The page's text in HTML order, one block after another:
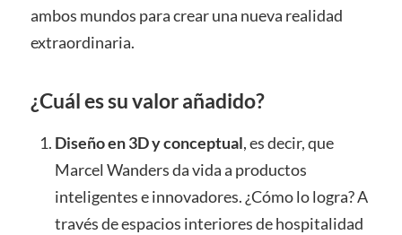
ambos mundos para crear una nueva realidad
extraordinaria.
¿Cuál es su valor añadido?
Diseño en 3D y conceptual, es decir, que
Marcel Wanders da vida a productos
inteligentes e innovadores. ¿Cómo lo logra? A
través de espacios interiores de hospitalidad